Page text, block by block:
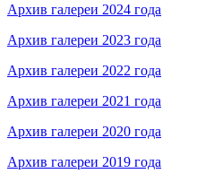
Архив галереи 2024 года
Архив галереи 2023 года
Архив галереи 2022 года
Архив галереи 2021 года
Архив галереи 2020 года
Архив галереи 2019 года